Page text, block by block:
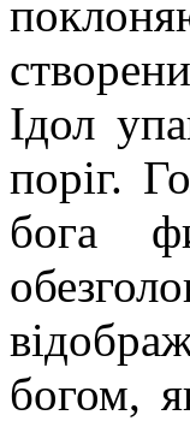
Ідол
поріг.
бога
богом,